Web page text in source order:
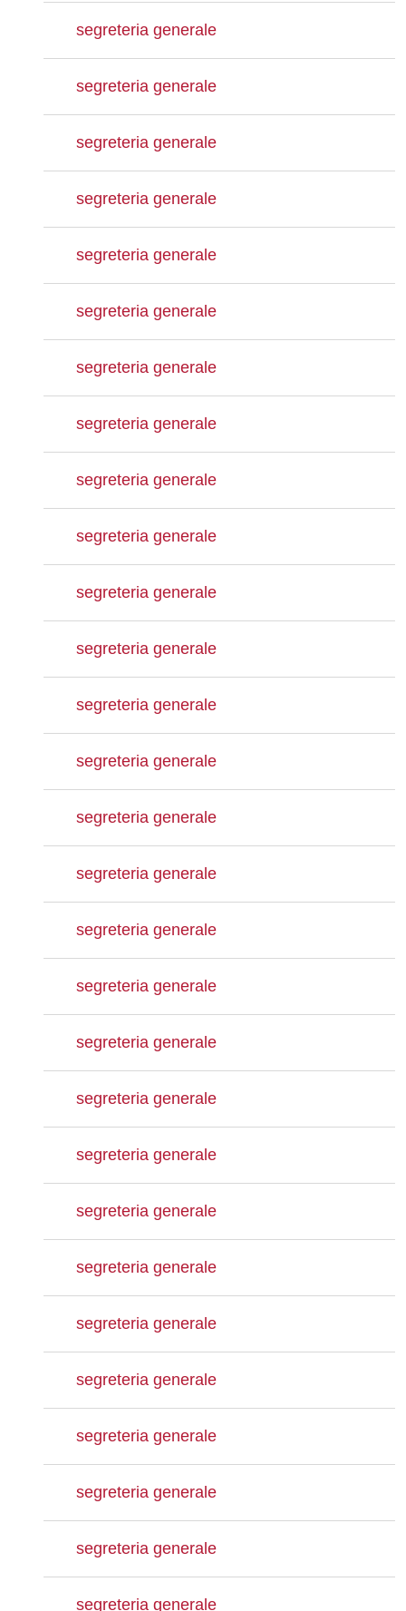
segreteria generale
segreteria generale
segreteria generale
segreteria generale
segreteria generale
segreteria generale
segreteria generale
segreteria generale
segreteria generale
segreteria generale
segreteria generale
segreteria generale
segreteria generale
segreteria generale
segreteria generale
segreteria generale
segreteria generale
segreteria generale
segreteria generale
segreteria generale
segreteria generale
segreteria generale
segreteria generale
segreteria generale
segreteria generale
segreteria generale
segreteria generale
segreteria generale
segreteria generale